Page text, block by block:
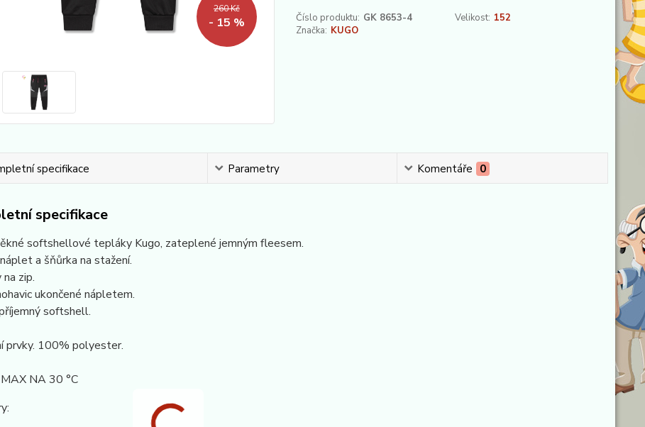
260 Kč
- 15 % Číslo produktu: GK 8653-4 Velikost: 152
Značka: KUGO
specifikace Parametry Komentáře 0
specifikace
softshellové tepláky Kugo, zateplené jemným fleesem.
a šňůrka na stažení.
zip.
ukončené nápletem.
softshell.
prvky. 100% polyester.
NA 30 °C